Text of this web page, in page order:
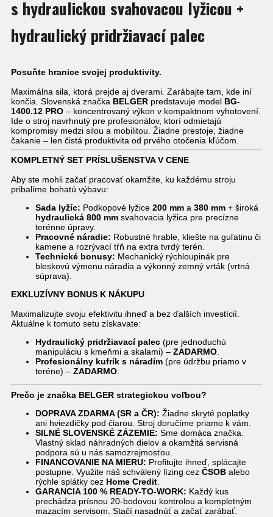
s hydraulickou svahovacou lyžicou +
hydraulický pridržiavací palec
Posuňte hranice svojej produktivity.
Maximálna sila, ktorá prejde aj dverami. Zarábajte tam, kde iní
končia. Slovenská značka BELGER predstavuje model BG-
1400.12 PRO – koncentrovaný výkon v kompaktnom vyhotovení.
Ide o stroj navrhnutý pre profesionálov, ktorí odmietajú
kompromisy medzi silou a mobilitou. Žiadne prestoje, žiadne
čakanie – len čistá produktivita od prvého otočenia kľúčom.
KOMPLETNÝ SET PRÍSLUŠENSTVA V CENE
Aby ste mohli začať pracovať okamžite, ku každému stroju
pribalíme bohatú výbavu:
Sada lyžíc: Podkopové lyžice 200 mm a 380 mm + široká
hydraulická 800 mm svahovacia lyžica pre precízne
terénne úpravy.
Pracovné náradie: Robustné hrable, kliešte na guľatinu či
kamene a rozrývací tŕň na extra tvrdý terén.
Technické bonusy: Mechanický rýchloupinák pre
bleskovú výmenu náradia a výkonný zemný vrták (vrtná
súprava).
EXKLUZÍVNY BONUS K NÁKUPU
Maximalizujte svoju efektivitu ihneď a bez ďalších investícií.
Aktuálne k tomuto setu získavate:
Hydraulický pridržiavací palec (pre jednoduchú
manipuláciu s kmeňmi a skalami) – ZADARMO.
Profesionálny kufrík s náradím (pre údržbu priamo v
teréne) – ZADARMO.
Prečo je značka BELGER strategickou voľbou?
DOPRAVA ZDARMA (SR a ČR): Žiadne skryté poplatky
ani hviezdičky pod čiarou. Stroj doručíme priamo k vám.
SILNÉ SLOVENSKÉ ZÁZEMIE: Sme domáca značka.
Vlastný sklad náhradných dielov a okamžitá servisná
podpora sú u nás samozrejmosťou.
FINANCOVANIE NA MIERU: Profitujte ihneď, splácajte
postupne. Využite náš schválený lízing cez ČSOB alebo
rýchle splátky cez Home Credit.
GARANCIA 100 % READY-TO-WORK: Každý kus
prechádza prísnou 20-bodovou kontrolou a kompletným
mazacím servisom. Stačí nasadnúť a začať zarábať.